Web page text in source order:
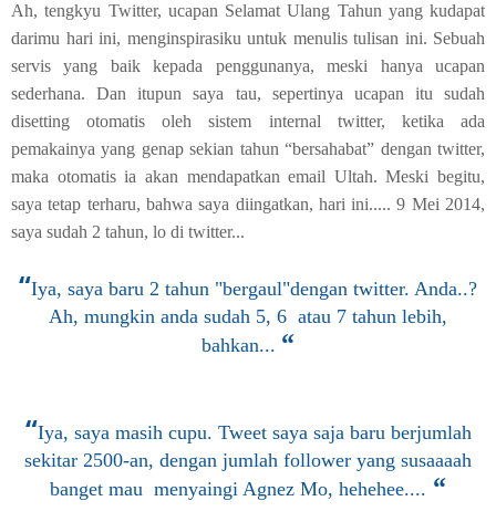
Ah, tengkyu Twitter, ucapan Selamat Ulang Tahun yang kudapat
darimu hari ini, menginspirasiku untuk menulis tulisan ini. Sebuah
servis yang baik kepada penggunanya, meski hanya ucapan
sederhana. Dan itupun saya tau, sepertinya ucapan itu sudah
disetting otomatis oleh sistem internal twitter, ketika ada
pemakainya yang genap sekian tahun “bersahabat” dengan twitter,
maka otomatis ia akan mendapatkan email Ultah. Meski begitu,
saya tetap terharu, bahwa saya diingatkan, hari ini..... 9 Mei 2014,
saya sudah 2 tahun, lo di twitter...
“Iya, saya baru 2 tahun "bergaul"dengan twitter. Anda..?
Ah, mungkin anda sudah 5, 6 atau 7 tahun lebih,
bahkan... “
“Iya, saya masih cupu. Tweet saya saja baru berjumlah
sekitar 2500-an, dengan jumlah follower yang susaaaah
banget mau menyaingi Agnez Mo, hehehee.... “